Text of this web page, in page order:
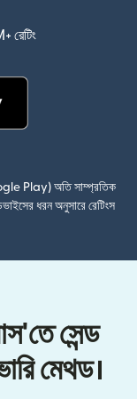
রেটিং
Play) অতি সাম্প্রতিক
ধরন অনুসারে রেটিংস
সেন্ড
মেথড।